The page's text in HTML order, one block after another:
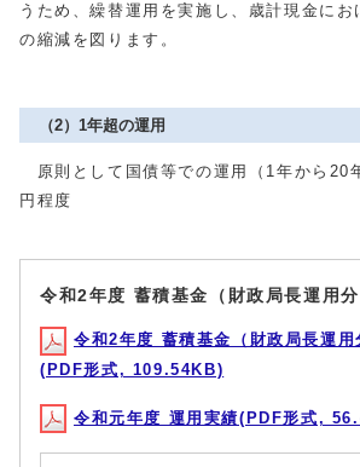
うため、繰替運用を実施し、歳計現金にお
の縮減を図ります。
（2）1年超の運用
原則として国債等での運用（1年から
円程度
令和2年度 蓄積基金（財政局長運用
令和2年度 蓄積基金（財政局長運用
(PDF形式, 109.54KB)
令和元年度 運用実績(PDF形式,